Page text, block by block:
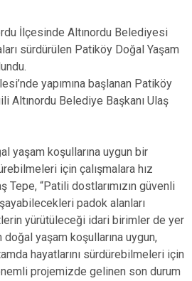
İlçesinde Altınordu Belediyesi
sürdürülen Patiköy Doğal Yaşam
yapımına başlanan Patiköy
Altınordu Belediye Başkanı Ulaş
yaşam koşullarına uygun bir
için çalışmalara hız
“Patili dostlarımızın güvenli
padok alanları
yürütüleceği idari birimler de yer
doğal yaşam koşullarına uygun,
hayatlarını sürdürebilmeleri için
projemizde gelinen son durum